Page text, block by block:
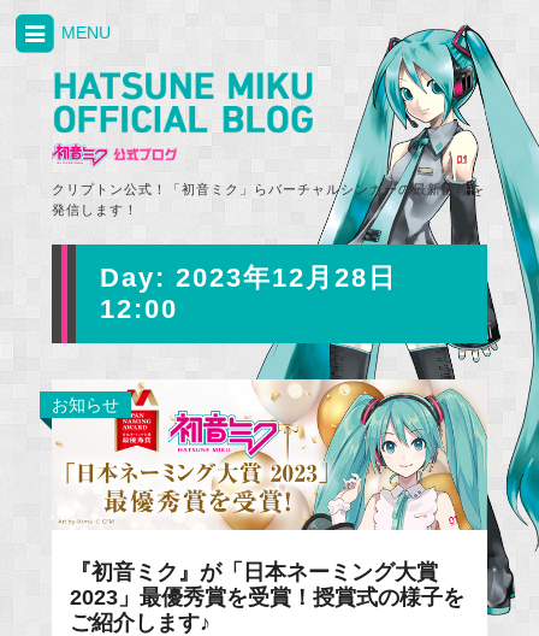
クリプトン公式！「初音ミク」らバーチャルシンガーの最新情報を
発信します！
MENU
Day: 2023年12月28日
12:00
お知らせ
『初音ミク』が「日本ネーミング大賞
2023」最優秀賞を受賞！授賞式の様子を
ご紹介します♪